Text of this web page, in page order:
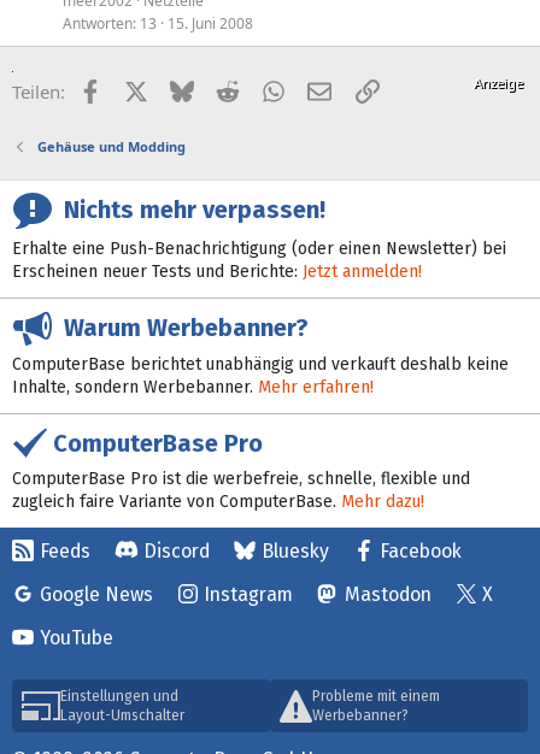
Antworten 13 15. Juni 2008
Teilen: FacebookX (Twitter)
BlueskyRedditWhatsApp
E-MailLink
Gehäuse und Modding
Nichts mehr verpassen!
Erhalte eine Push-Benachrichtigung (oder einen Newsletter) bei
Erscheinen neuer Tests und Berichte: Jetzt anmelden!
Warum Werbebanner?
ComputerBase berichtet unabhängig und verkauft deshalb keine
Inhalte, sondern Werbebanner. Mehr erfahren!
ComputerBase Pro
ComputerBase Pro ist die werbefreie, schnelle, flexible und
zugleich faire Variante von ComputerBase. Mehr dazu!
Feeds Discord Bluesky
Facebook
Google News
Instagram Mastodon
X
YouTube
Einstellungen und
Layout-Umschalter
Probleme mit einem
Werbebanner?